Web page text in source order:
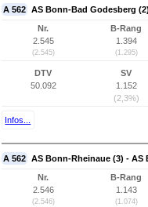
A 562 AS Bonn-Bad Godesberg
Nr.
2.545
(2.545)
B-Rang
1.394
(1.295)
DTV
50.092
SV
1.152
(2,3%)
Infos...
A 562 AS Bonn-Rheinaue (3) - AS
Nr.
2.546
(2.546)
B-Rang
1.143
(1.074)